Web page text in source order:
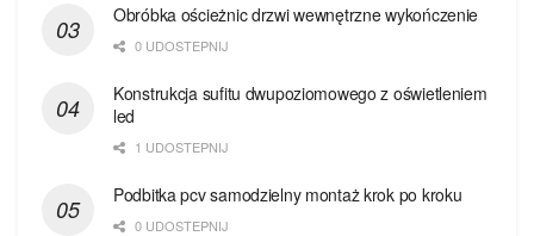
Obróbka ościeżnic drzwi wewnętrzne wykończenie
0 UDOSTEPNIJ
Konstrukcja sufitu dwupoziomowego z oświetleniem
led
1 UDOSTEPNIJ
Podbitka pcv samodzielny montaż krok po kroku
0 UDOSTEPNIJ